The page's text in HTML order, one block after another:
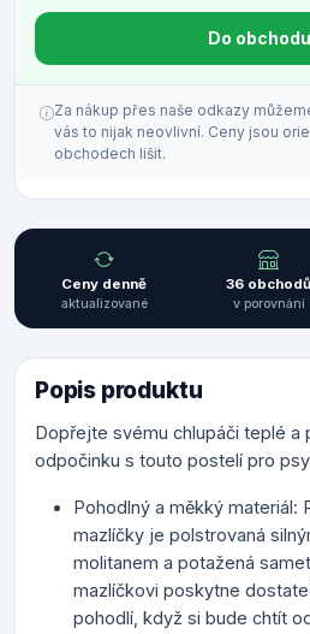
Do obchodu
Za nákup přes naše odkazy
vás to nijak neovlivní. Ceny jsou
obchodech lišit.
Ceny denně
aktualizované
36 obchodů
v porovnání
Popis produktu
Dopřejte svému chlupáči teplé a
odpočinku s touto postelí pro
Pohodlný a měkký materiál:
mazlíčky je polstrovaná
molitanem a potažená
mazlíčkovi poskytne
pohodlí, když si bude chtít